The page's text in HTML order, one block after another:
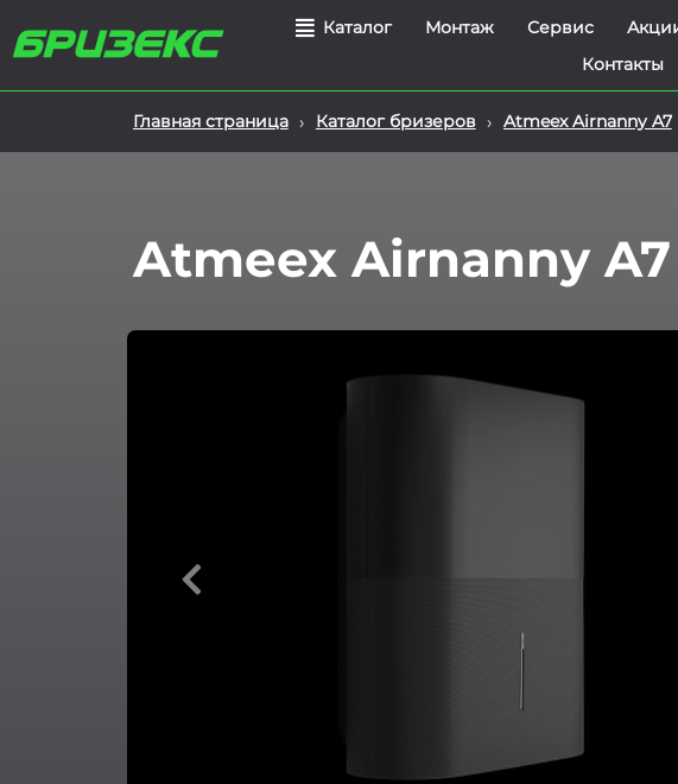
Каталог Монтаж Сервис
Контакты
Главная страница › Каталог бризеров › Atmeex Airnanny A7
Atmeex Airnanny